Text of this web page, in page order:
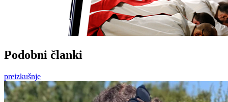
Podobni članki
preizkušnje